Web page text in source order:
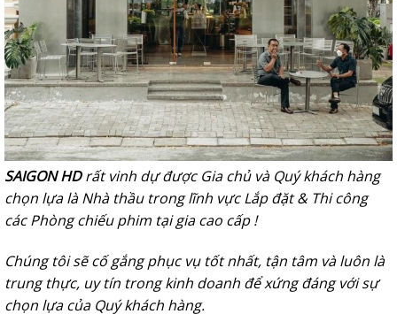
SAIGON HDrất vinh dự được Gia chủ và Quý khách hàng
chọn lựa là Nhà thầu trong lĩnh vực Lắp đặt & Thi công
các Phòng chiếu phim tại gia cao cấp !
Chúng tôi sẽ cố gắng phục vụ tốt nhất, tận tâm và luôn là
trung thực, uy tín trong kinh doanh để xứng đáng với sự
chọn lựa của Quý khách hàng.